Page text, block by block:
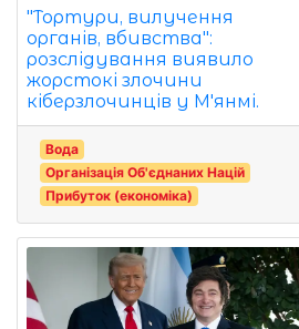
"Тортури, вилучення
органів, вбивства":
розслідування виявило
жорстокі злочини
кіберзлочинців у М'янмі.
Вода
Організація Об'єднаних Націй
Прибуток (економіка)